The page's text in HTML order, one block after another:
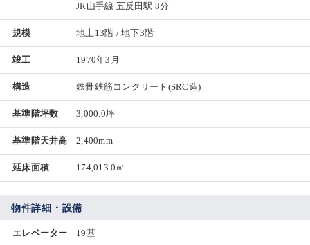
JR山手線 五反田駅 8分
規模 地上13階 / 地下3階
竣工 1970年3月
構造 鉄骨鉄筋コンクリート(SRC造)
基準階坪数 3,000.0坪
基準階天井高 2,400mm
延床面積 174,013.0㎡
物件詳細・設備
エレベーター 19基